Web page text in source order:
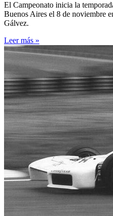
El Campeonato inicia la
Buenos Aires el 8 de noviembre
Gálvez.
Leer más »